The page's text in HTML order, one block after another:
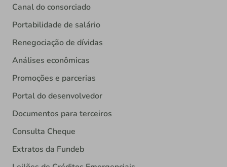
Canal do consorciado
Portabilidade de salário
Renegociação de dívidas
Análises econômicas
Promoções e parcerias
Portal do desenvolvedor
Documentos para terceiros
Consulta Cheque
Extratos da Fundeb